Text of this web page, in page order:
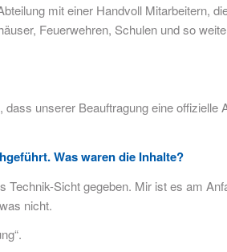
mit einer Handvoll Mitarbeitern,
Feuerwehren, Schulen und so
unserer Beauftragung eine offizielle
Was waren die Inhalte?
Sicht gegeben. Mir ist es am
nicht.